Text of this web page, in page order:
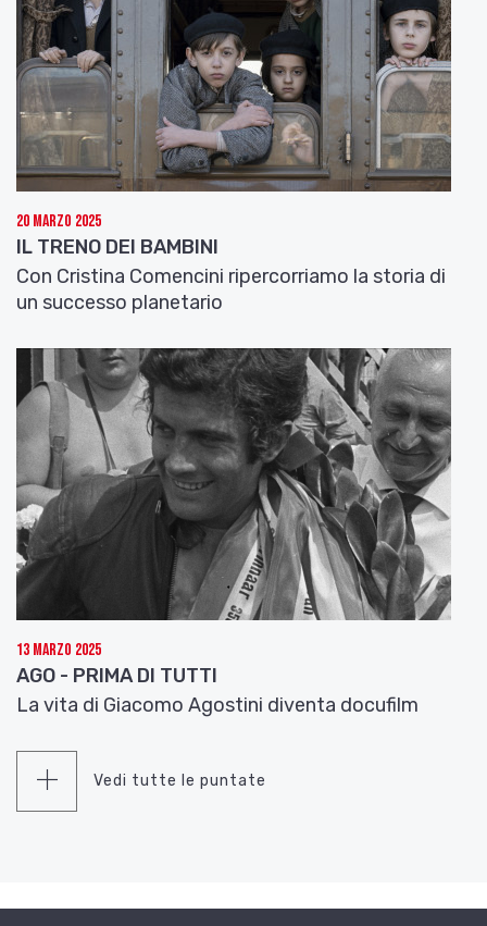
20 Marzo 2025
IL TRENO DEI BAMBINI
Con Cristina Comencini ripercorriamo la storia di
un successo planetario
13 Marzo 2025
AGO - PRIMA DI TUTTI
La vita di Giacomo Agostini diventa docufilm
Vedi tutte le puntate